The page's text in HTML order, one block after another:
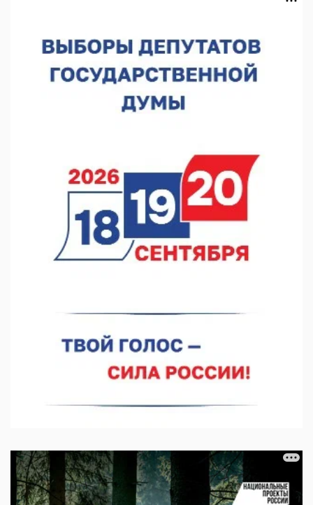
выросла на 28%
Кратковременные перерывы вещания телерадиопрограмм
ожидаются в Нижнем Новгороде до 16 августа в связи с
покраской телебашни
07.08.2026 11:20